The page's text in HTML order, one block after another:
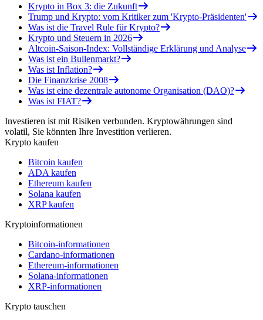
Krypto in Box 3: die Zukunft
Trump und Krypto: vom Kritiker zum 'Krypto-Präsidenten'
Was ist die Travel Rule für Krypto?
Krypto und Steuern in 2026
Altcoin-Saison-Index: Vollständige Erklärung und Analyse
Was ist ein Bullenmarkt?
Was ist Inflation?
Die Finanzkrise 2008
Was ist eine dezentrale autonome Organisation (DAO)?
Was ist FIAT?
Investieren ist mit Risiken verbunden. Kryptowährungen sind
volatil, Sie könnten Ihre Investition verlieren.
Krypto kaufen
Bitcoin kaufen
ADA kaufen
Ethereum kaufen
Solana kaufen
XRP kaufen
Kryptoinformationen
Bitcoin-informationen
Cardano-informationen
Ethereum-informationen
Solana-informationen
XRP-informationen
Krypto tauschen